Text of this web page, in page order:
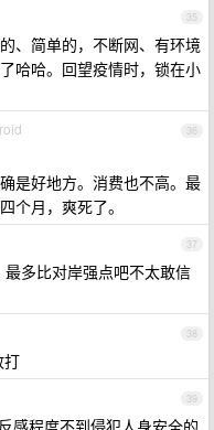
35
、简单的，不断网、有环境
哈哈。回望疫情时，锁在小
36
是好地方。消费也不高。最
个月，爽死了。
37
多比对岸强点吧不太敢信
38
打
39
感程度不到侵犯人身安全的